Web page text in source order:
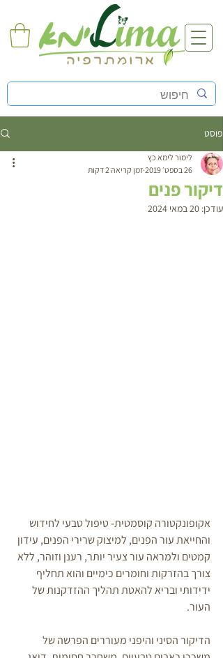
פוסט
דיקור פנים
לימור לימא כץ
26 בספט׳ 2019
זמן קריאה 2 דקות
עודכן: 20 במאי 2024
אקופונקטורה קוסמטית- טיפול טבעי לחידוש
והחייאת עור הפנים, למיצוק שרירי הפנים, עידון
קמטים ולמראה עור צעיר יותר, רענן וזוהר, ללא
צורך בהזרקות וחומרים כימיים והוא תחליף
ידידותי ובריא להאטת תהליך ההזדקנות של
העור.
הדיקור הסיני והיפני מעוררים הפרשה של